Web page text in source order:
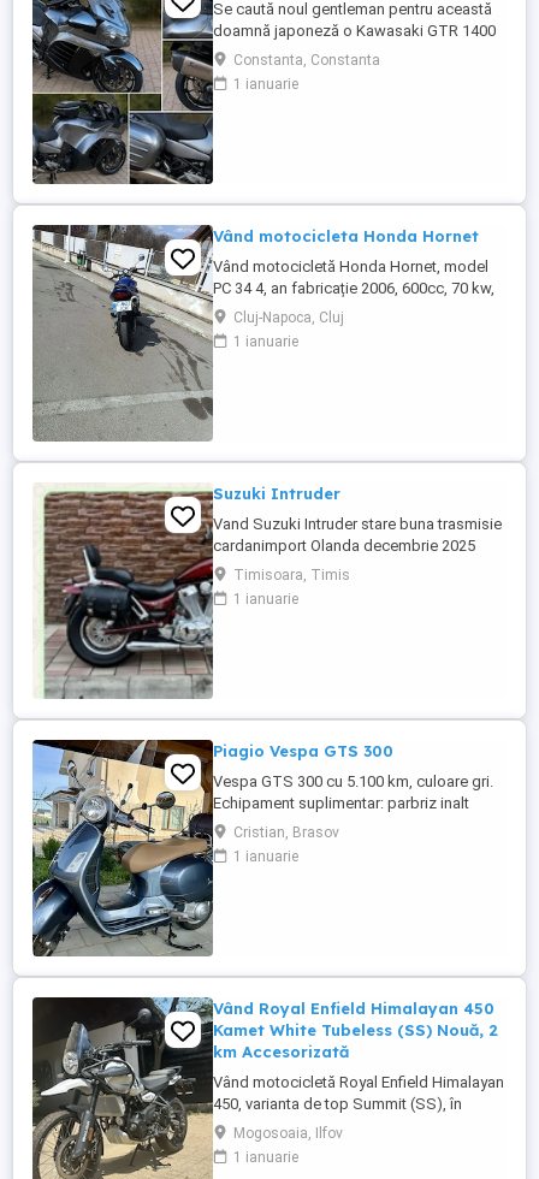
Se caută noul gentleman pentru această
doamnă japoneză o Kawasaki GTR 1400
care încă întoarce priviri și iubește
kilometrii. A fost răsfățată, întreținută la
timp și tratată cu respect. O dau doar
Constanta, Constanta
1 ianuarie
Vând motocicleta Honda Hornet
Vând motocicletă Honda Hornet, model
PC 34 4, an fabricație 2006, 600cc, 70 kw,
98 cp, inspecție tehnică valabilă până în
august 2027 . Preț 1900 euro
Cluj-Napoca, Cluj
1 ianuarie
Suzuki Intruder
Vand Suzuki Intruder stare buna trasmisie
cardanimport Olanda decembrie 2025
inmatriculat RO IN FEBRUARIE Nu raspund
la mesaje.Schimb cu ATV plus sau minus
diferenta
Timisoara, Timis
1 ianuarie
Piagio Vespa GTS 300
Vespa GTS 300 cu 5.100 km, culoare gri.
Echipament suplimentar: parbriz inalt
Faco (montat 2026), geanta portbagaj
Classic; prelungitor scarite pasager;
suspensie fata Bitubo si frane fata spate
Cristian, Brasov
1 ianuarie
Vând Royal Enfield Himalayan 450
Kamet White Tubeless (SS) Nouă, 2
km Accesorizată
Vând motocicletă Royal Enfield Himalayan
450, varianta de top Summit (SS), în
culoarea Kamet White, dotată din fabrică
cu jante Tubeless. Motocicleta este
practic nouă, neutilizată (2 km). A fost
Mogosoaia, Ilfov
1 ianuarie